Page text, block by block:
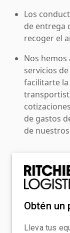
Los
de entrega
recoger el
Nos
servicios
facilitarte
de gastos
de
Obtén un
Lleva tus